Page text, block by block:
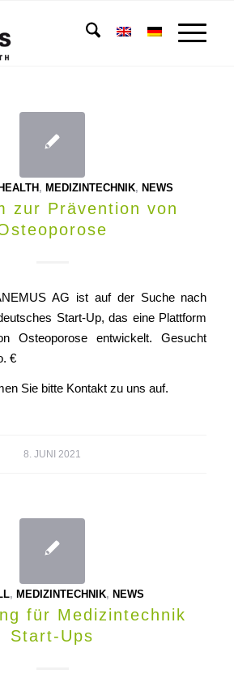
, MEDIZINTECHNIK, NEWS
zur Prävention von
AG ist auf der Suche nach
Start-Up, das eine Plattform
Osteoporose entwickelt. Gesucht
€
Sie bitte Kontaktzu uns auf.
8. JUNI 2021
, MEDIZINTECHNIK, NEWS
für Medizintechnik
Start-Ups